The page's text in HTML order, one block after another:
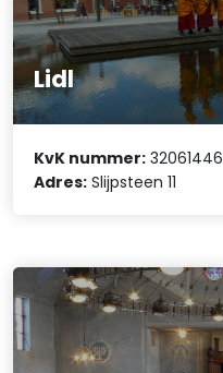
Lidl
KvK nummer: 32061446
Adres: Slijpsteen 11